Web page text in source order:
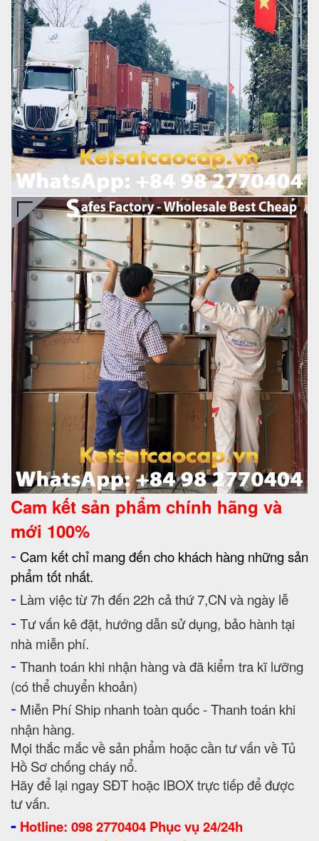
Cam kết sản phẩm chính hãng và
mới 100%
- Cam kết chỉ mang đến cho khách hàng những sản
phẩm tốt nhất.
- Làm việc từ 7h đến 22h cả thứ 7,CN và ngày lễ
- Tư vấn kê đặt, hướng dẫn sử dụng, bảo hành tại
nhà miễn phí.
- Thanh toán khi nhận hàng và đã kiểm tra kĩ lưỡng
(có thể chuyển khoản)
- Miễn Phí Ship nhanh toàn quốc - Thanh toán khi
nhận hàng.
Mọi thắc mắc về sản phẩm hoặc cần tư vấn về Tủ
Hồ Sơ chống cháy nổ.
Hãy để lại ngay SĐT hoặc IBOX trực tiếp để được
tư vấn.
- Hotline: 098 2770404 Phục vụ 24/24h